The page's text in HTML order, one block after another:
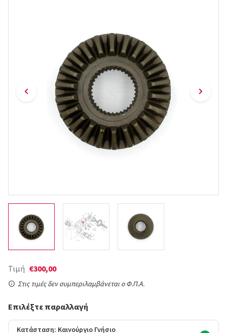
Τιμή €300,00
Στις τιμές δεν συμπεριλαμβάνεται ο Φ.Π.Α.
Επιλέξτε παραλλαγή
Κατάσταση: Καινούργιο Γνήσιο